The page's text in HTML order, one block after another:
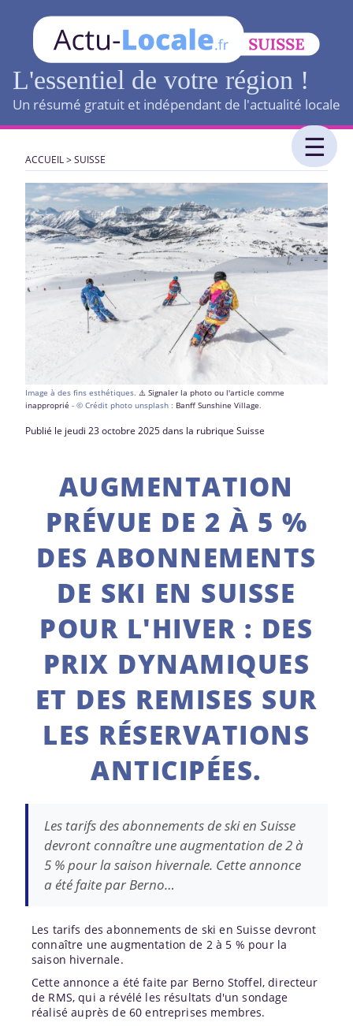
L'essentiel de votre région !
Un résumé gratuit et indépendant de l'actualité locale
ACCUEIL>SUISSE
Image à des fins esthétiques. ⚠️ Signaler la photo ou l'article comme
inapproprié - © Crédit photo unsplash : Banff Sunshine Village.
Publié le jeudi 23 octobre 2025 dans la rubrique Suisse
AUGMENTATION
PRÉVUE DE 2 À 5 %
DES ABONNEMENTS
DE SKI EN SUISSE
POUR L'HIVER : DES
PRIX DYNAMIQUES
ET DES REMISES SUR
LES RÉSERVATIONS
ANTICIPÉES.
Les tarifs des abonnements de ski en Suisse
devront connaître une augmentation de 2 à
5 % pour la saison hivernale. Cette annonce
a été faite par Berno…
Les tarifs des abonnements de ski en Suisse devront
connaître une augmentation de 2 à 5 % pour la
saison hivernale.
Cette annonce a été faite par Berno Stoffel, directeur
de RMS, qui a révélé les résultats d'un sondage
réalisé auprès de 60 entreprises membres.